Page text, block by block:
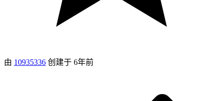
由 10935336 创建于 6年前